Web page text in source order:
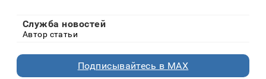
Служба новостей
Автор статьи
Подписывайтесь в MAX